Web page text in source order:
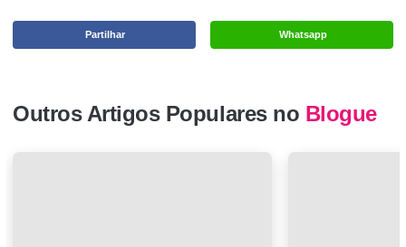
Whatsapp
Partilhar
Outros Artigos Populares no Blogue